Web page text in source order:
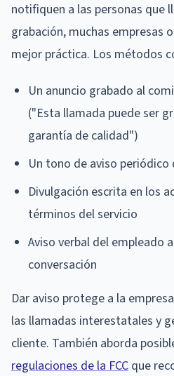
notifiquen a las personas que
grabación, muchas empresas
mejor práctica. Los métodos
Un anuncio grabado al
("Esta llamada puede ser
garantía de calidad")
Un tono de aviso
Divulgación escrita en los
términos del servicio
Aviso verbal del empleado
conversación
Dar aviso protege a la
las llamadas interestatales y
cliente. También aborda
regulaciones de la FCC que